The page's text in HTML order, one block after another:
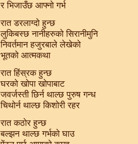
र भिजाउँछ आफ्नो गर्भ
रात डरलाग्दो हुन्छ
लुकिबस्छ नानीहरुको सिरानीमुनि
निवर्तमान हजुरबाले लेखेको
भूतको आत्मकथा
रात हिंस्रक हुन्छ
घरको खोपा खोपाबाट
जवर्जस्ती छिर्न थाल्छ पुरुष गन्ध
चिथोर्न थाल्छ किशोरी रहर
रात कठोर हुन्छ
बल्झन थाल्छ गर्भको घाउ